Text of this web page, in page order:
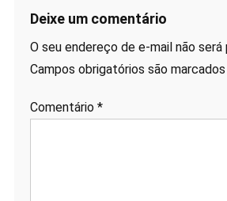
Deixe um comentário
O seu endereço de e-mail não será
Campos obrigatórios são
Comentário *